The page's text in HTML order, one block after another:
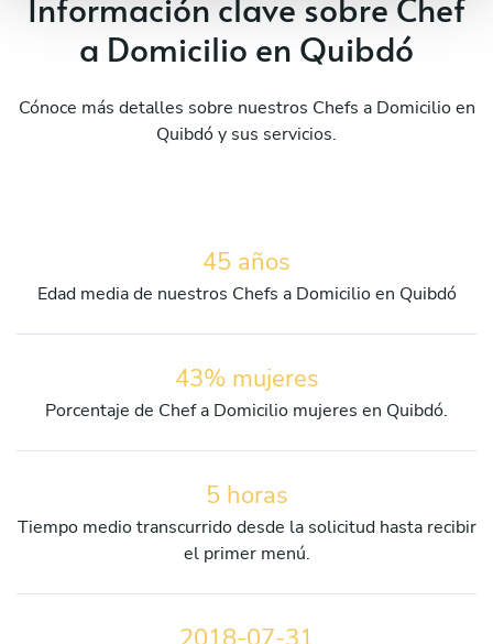
a Domicilio en Quibdó
Cónoce más detalles sobre nuestros Chefs a Domicilio en
Quibdó y sus servicios.
45 años
Edad media de nuestros Chefs a Domicilio en Quibdó
43% mujeres
Porcentaje de Chef a Domicilio mujeres en Quibdó.
5 horas
Tiempo medio transcurrido desde la solicitud hasta recibir
el primer menú.